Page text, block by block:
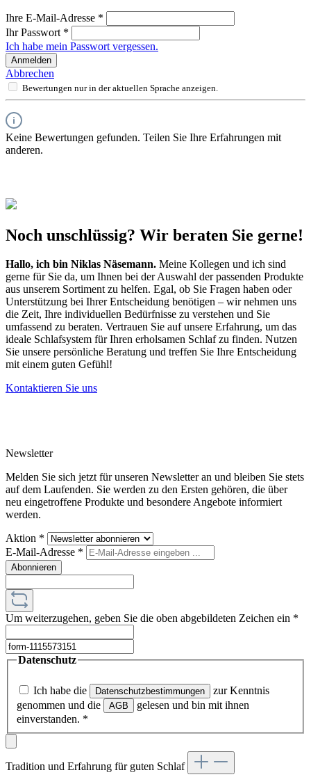
Ihre E-Mail-Adresse *
Ihr Passwort *
Ich habe mein Passwort vergessen.
Anmelden
Abbrechen
Bewertungen nur in der aktuellen Sprache anzeigen.
Keine Bewertungen gefunden. Teilen Sie Ihre Erfahrungen mit
anderen.
Noch unschlüssig? Wir beraten Sie gerne!
Hallo, ich bin Niklas Näsemann. Meine Kollegen und ich sind
gerne für Sie da, um Ihnen bei der Auswahl der passenden Produkte
aus unserem Sortiment zu helfen. Egal, ob Sie Fragen haben oder
Unterstützung bei Ihrer Entscheidung benötigen – wir nehmen uns
die Zeit, Ihre individuellen Bedürfnisse zu verstehen und Sie
umfassend zu beraten. Vertrauen Sie auf unsere Erfahrung, um das
ideale Schlafsystem für Ihren erholsamen Schlaf zu finden. Nutzen
Sie unsere persönliche Beratung und treffen Sie Ihre Entscheidung
mit einem guten Gefühl!
Kontaktieren Sie uns
Newsletter
Melden Sie sich jetzt für unseren Newsletter an und bleiben Sie stets
auf dem Laufenden. Sie werden zu den Ersten gehören, die über
neu eingetroffene Produkte und besondere Angebote informiert
werden.
Aktion *
E-Mail-Adresse *
Abonnieren
Um weiterzugehen, geben Sie die oben abgebildeten Zeichen ein *
Datenschutz
Ich habe die Datenschutzbestimmungen
zur Kenntnis
genommen und die
AGB
gelesen und bin mit ihnen
einverstanden. *
Tradition und Erfahrung für guten Schlaf